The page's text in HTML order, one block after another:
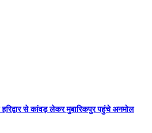
से कांवड़ लेकर मुबारिकपुर पहुंचे अनमोल